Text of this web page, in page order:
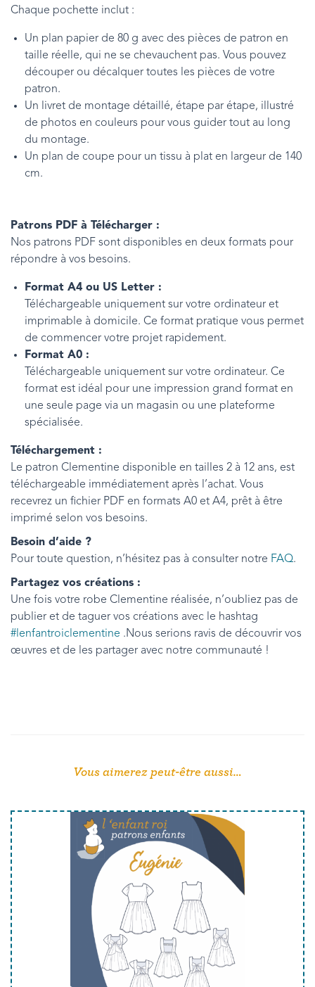
Chaque pochette inclut :
Un plan papier de 80 g avec des pièces de patron en
taille réelle, qui ne se chevauchent pas. Vous pouvez
découper ou décalquer toutes les pièces de votre
patron.
Un livret de montage détaillé, étape par étape, illustré
de photos en couleurs pour vous guider tout au long
du montage.
Un plan de coupe pour un tissu à plat en largeur de 140
cm.
Patrons PDF à Télécharger :
Nos patrons PDF sont disponibles en deux formats pour
répondre à vos besoins.
Format A4 ou US Letter :
Téléchargeable uniquement sur votre ordinateur et
imprimable à domicile. Ce format pratique vous permet
de commencer votre projet rapidement.
Format A0 :
Téléchargeable uniquement sur votre ordinateur. Ce
format est idéal pour une impression grand format en
une seule page via un magasin ou une plateforme
spécialisée.
Téléchargement :
Le patron Clementine disponible en tailles 2 à 12 ans, est
téléchargeable immédiatement après l’achat. Vous
recevrez un fichier PDF en formats A0 et A4, prêt à être
imprimé selon vos besoins.
Besoin d’aide ?
Pour toute question, n’hésitez pas à consulter notre FAQ.
Partagez vos créations :
Une fois votre robe Clementine réalisée, n’oubliez pas de
publier et de taguer vos créations avec le hashtag
#lenfantroiclementine .Nous serions ravis de découvrir vos
œuvres et de les partager avec notre communauté !
Vous aimerez peut-être aussi…